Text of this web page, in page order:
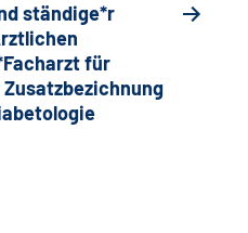
ständige*r
für